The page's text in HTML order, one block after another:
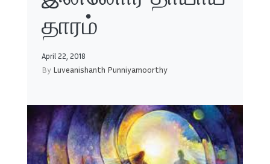
தாரம்
April 22, 2018
By Luveanishanth Punniyamoorthy